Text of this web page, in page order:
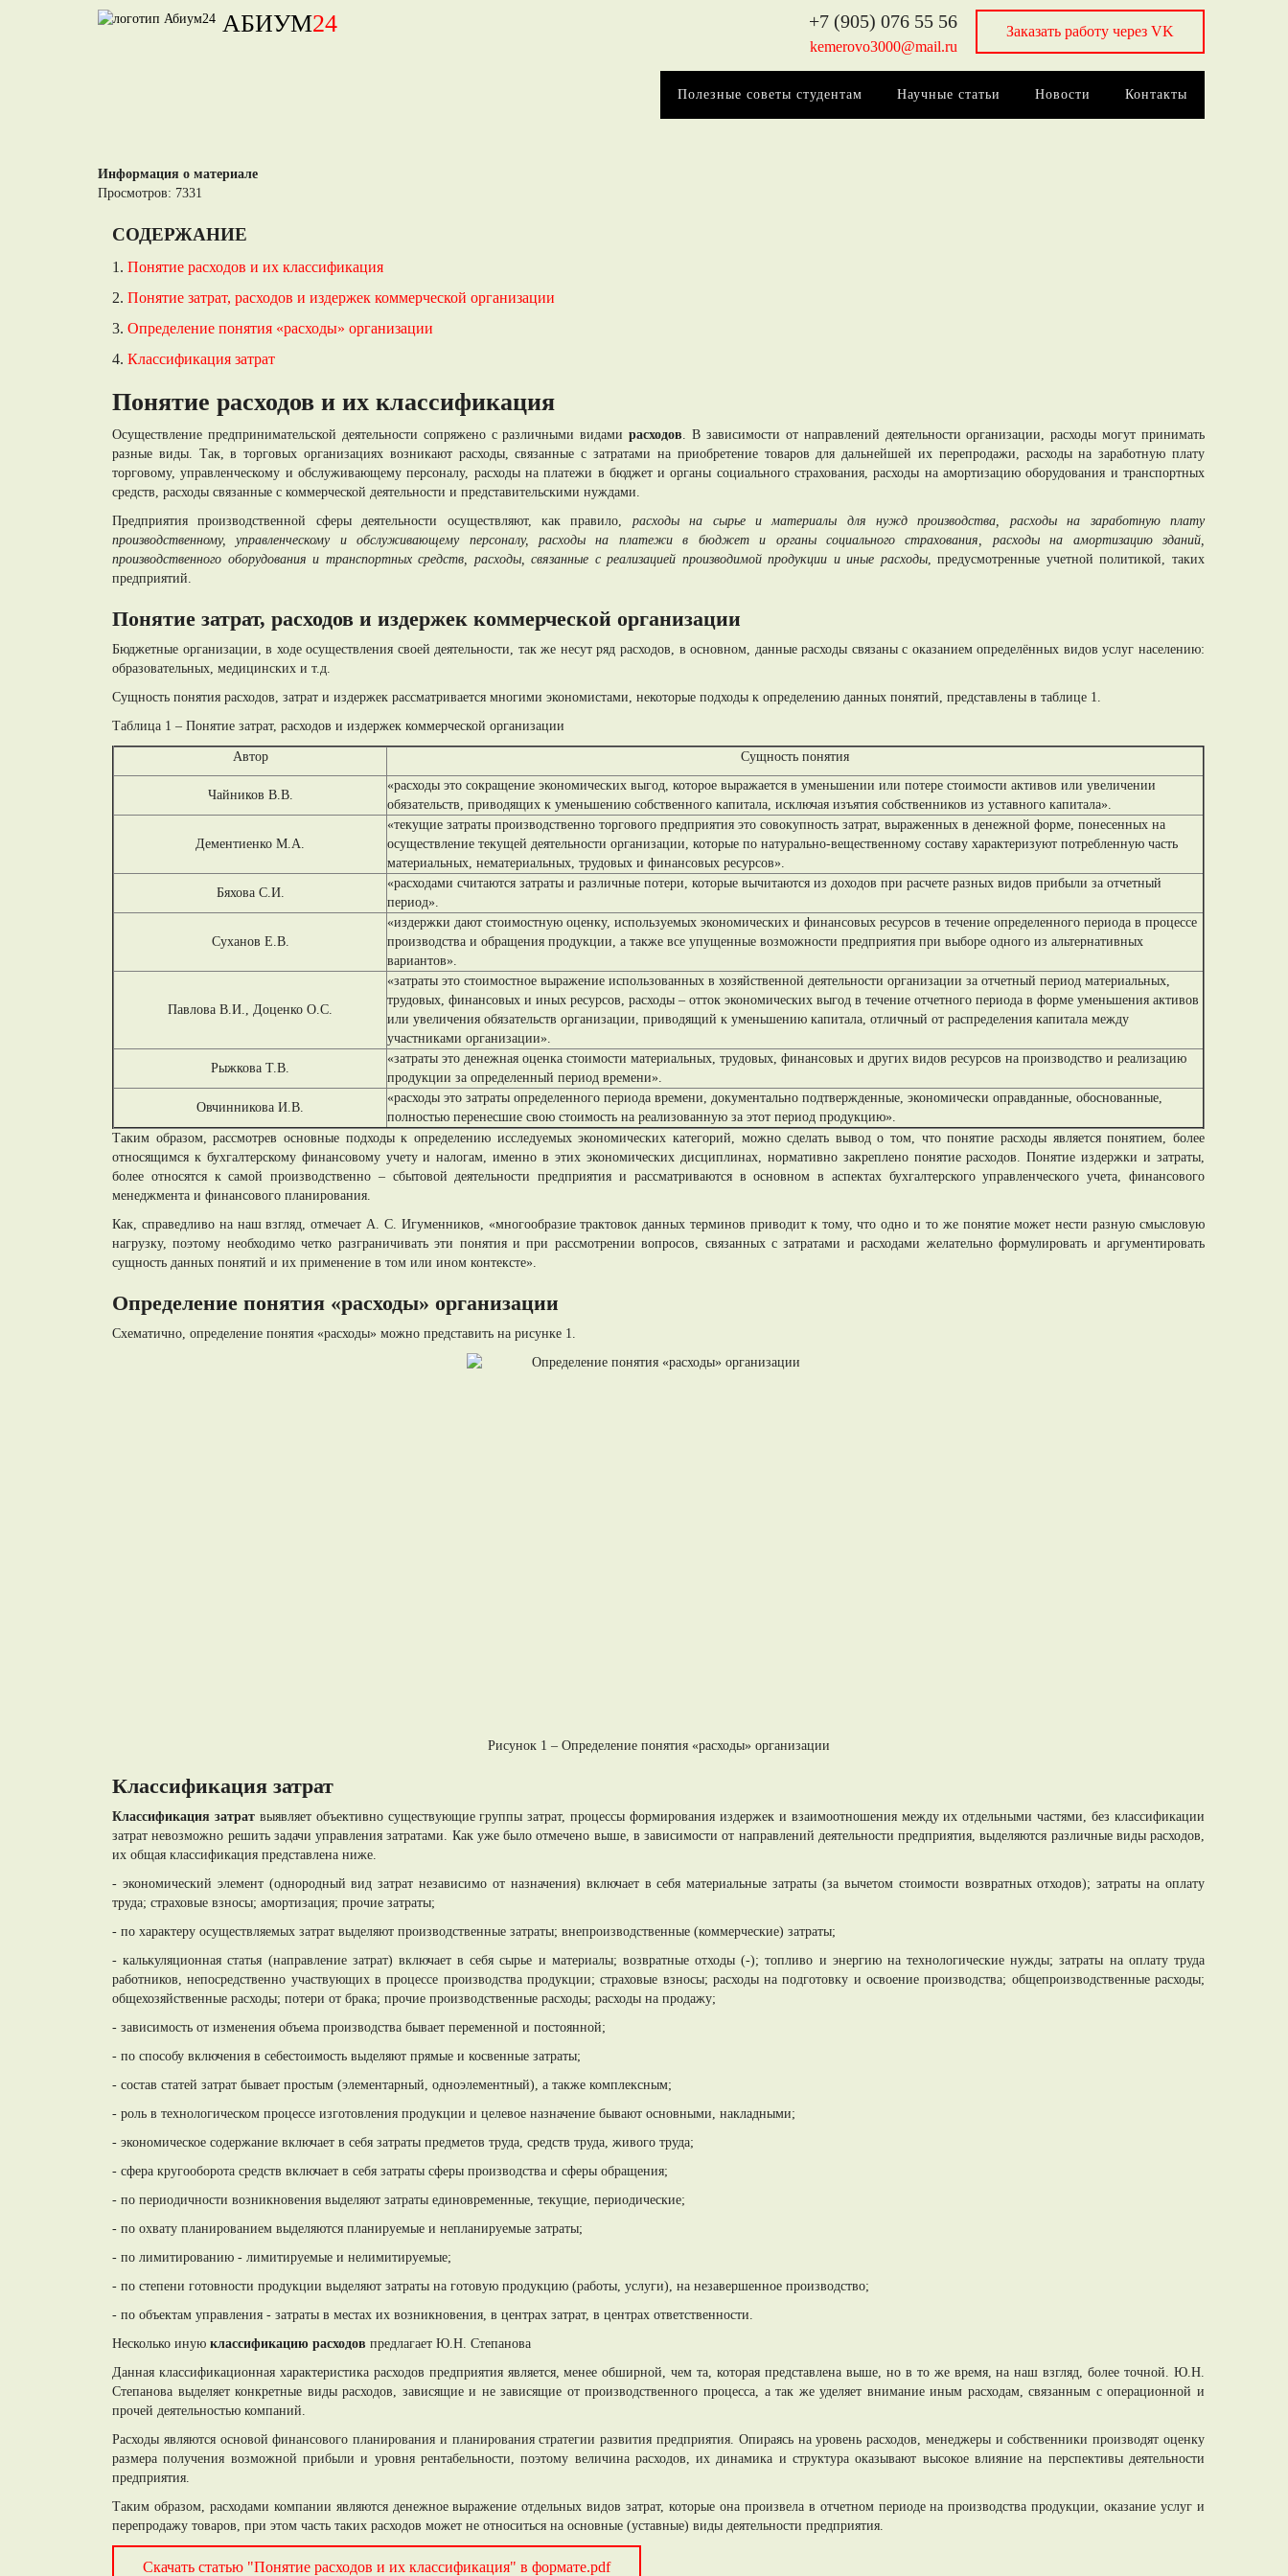
АБИУМ24 +7 (905) 076 55 56
kemerovo3000@mail.ru
Заказать работу через VK
Полезные советы студентам Научные статьи Новости Контакты
Информация о материале
Просмотров: 7331
СОДЕРЖАНИЕ
1. Понятие расходов и их классификация
2. Понятие затрат, расходов и издержек коммерческой организации
3. Определение понятия «расходы» организации
4. Классификация затрат
Понятие расходов и их классификация
Осуществление предпринимательской деятельности сопряжено с различными видамирасходов. В зависимости от направлений деятельности организации, расходы могут принимать
разные виды. Так, в торговых организациях возникают расходы, связанные с затратами на приобретение товаров для дальнейшей их перепродажи, расходы на заработную плату
торговому, управленческому и обслуживающему персоналу, расходы на платежи в бюджет и органы социального страхования, расходы на амортизацию оборудования и транспортных
средств, расходы связанные с коммерческой деятельности и представительскими нуждами.
Предприятия производственной сферы деятельности осуществляют, как правило, расходы на сырье и материалы для нужд производства, расходы на заработную плату
производственному, управленческому и обслуживающему персоналу, расходы на платежи в бюджет и органы социального страхования, расходы на амортизацию зданий,
производственного оборудования и транспортных средств, расходы, связанные с реализацией производимой продукции и иные расходы, предусмотренные учетной политикой, таких
предприятий.
Понятие затрат, расходов и издержек коммерческой организации
Бюджетные организации, в ходе осуществления своей деятельности, так же несут ряд расходов, в основном, данные расходы связаны с оказанием определённых видов услуг населению:
образовательных, медицинских и т.д.
Сущность понятия расходов, затрат и издержек рассматривается многими экономистами, некоторые подходы к определению данных понятий, представлены в таблице 1.
Таблица 1 – Понятие затрат, расходов и издержек коммерческой организации
Автор Сущность понятия
Чайников В.В.
«расходы это сокращение экономических выгод, которое выражается в уменьшении или потере стоимости активов или увеличении
обязательств, приводящих к уменьшению собственного капитала, исключая изъятия собственников из уставного капитала».
Дементиенко М.А.
«текущие затраты производственно торгового предприятия это совокупность затрат, выраженных в денежной форме, понесенных на
осуществление текущей деятельности организации, которые по натурально-вещественному составу характеризуют потребленную часть
материальных, нематериальных, трудовых и финансовых ресурсов».
Бяхова С.И.
«расходами считаются затраты и различные потери, которые вычитаются из доходов при расчете разных видов прибыли за отчетный
период».
Суханов Е.В.
«издержки дают стоимостную оценку, используемых экономических и финансовых ресурсов в течение определенного периода в процессе
производства и обращения продукции, а также все упущенные возможности предприятия при выборе одного из альтернативных
вариантов».
Павлова В.И., Доценко О.С.
«затраты это стоимостное выражение использованных в хозяйственной деятельности организации за отчетный период материальных,
трудовых, финансовых и иных ресурсов, расходы – отток экономических выгод в течение отчетного периода в форме уменьшения активов
или увеличения обязательств организации, приводящий к уменьшению капитала, отличный от распределения капитала между
участниками организации».
Рыжкова Т.В.
«затраты это денежная оценка стоимости материальных, трудовых, финансовых и других видов ресурсов на производство и реализацию
продукции за определенный период времени».
Овчинникова И.В.
«расходы это затраты определенного периода времени, документально подтвержденные, экономически оправданные, обоснованные,
полностью перенесшие свою стоимость на реализованную за этот период продукцию».
Таким образом, рассмотрев основные подходы к определению исследуемых экономических категорий, можно сделать вывод о том, что понятие расходы является понятием, более
относящимся к бухгалтерскому финансовому учету и налогам, именно в этих экономических дисциплинах, нормативно закреплено понятие расходов. Понятие издержки и затраты,
более относятся к самой производственно – сбытовой деятельности предприятия и рассматриваются в основном в аспектах бухгалтерского управленческого учета, финансового
менеджмента и финансового планирования.
Как, справедливо на наш взгляд, отмечает А. С. Игуменников, «многообразие трактовок данных терминов приводит к тому, что одно и то же понятие может нести разную смысловую
нагрузку, поэтому необходимо четко разграничивать эти понятия и при рассмотрении вопросов, связанных с затратами и расходами желательно формулировать и аргументировать
сущность данных понятий и их применение в том или ином контексте».
Определение понятия «расходы» организации
Схематично, определение понятия «расходы» можно представить на рисунке 1.
Рисунок 1 – Определение понятия «расходы» организации
Классификация затрат
Классификация затратвыявляет объективно существующие группы затрат, процессы формирования издержек и взаимоотношения между их отдельными частями, без классификации
затрат невозможно решить задачи управления затратами. Как уже было отмечено выше, в зависимости от направлений деятельности предприятия, выделяются различные виды расходов,
их общая классификация представлена ниже.
- экономический элемент (однородный вид затрат независимо от назначения) включает в себя материальные затраты (за вычетом стоимости возвратных отходов); затраты на оплату
труда; страховые взносы; амортизация; прочие затраты;
- по характеру осуществляемых затрат выделяют производственные затраты; внепроизводственные (коммерческие) затраты;
- калькуляционная статья (направление затрат) включает в себя сырье и материалы; возвратные отходы (-); топливо и энергию на технологические нужды; затраты на оплату труда
работников, непосредственно участвующих в процессе производства продукции; страховые взносы; расходы на подготовку и освоение производства; общепроизводственные расходы;
общехозяйственные расходы; потери от брака; прочие производственные расходы; расходы на продажу;
- зависимость от изменения объема производства бывает переменной и постоянной;
- по способу включения в себестоимость выделяют прямые и косвенные затраты;
- состав статей затрат бывает простым (элементарный, одноэлементный), а также комплексным;
- роль в технологическом процессе изготовления продукции и целевое назначение бывают основными, накладными;
- экономическое содержание включает в себя затраты предметов труда, средств труда, живого труда;
- сфера кругооборота средств включает в себя затраты сферы производства и сферы обращения;
- по периодичности возникновения выделяют затраты единовременные, текущие, периодические;
- по охвату планированием выделяются планируемые и непланируемые затраты;
- по лимитированию - лимитируемые и нелимитируемые;
- по степени готовности продукции выделяют затраты на готовую продукцию (работы, услуги), на незавершенное производство;
- по объектам управления - затраты в местах их возникновения, в центрах затрат, в центрах ответственности.
Несколько иную классификацию расходов предлагает Ю.Н. Степанова
Данная классификационная характеристика расходов предприятия является, менее обширной, чем та, которая представлена выше, но в то же время, на наш взгляд, более точной. Ю.Н.
Степанова выделяет конкретные виды расходов, зависящие и не зависящие от производственного процесса, а так же уделяет внимание иным расходам, связанным с операционной и
прочей деятельностью компаний.
Расходы являются основой финансового планирования и планирования стратегии развития предприятия. Опираясь на уровень расходов, менеджеры и собственники производят оценку
размера получения возможной прибыли и уровня рентабельности, поэтому величина расходов, их динамика и структура оказывают высокое влияние на перспективы деятельности
предприятия.
Таким образом, расходами компании являются денежное выражение отдельных видов затрат, которые она произвела в отчетном периоде на производства продукции, оказание услуг и
перепродажу товаров, при этом часть таких расходов может не относиться на основные (уставные) виды деятельности предприятия.
Скачать статью "Понятие расходов и их классификация" в формате.pdf